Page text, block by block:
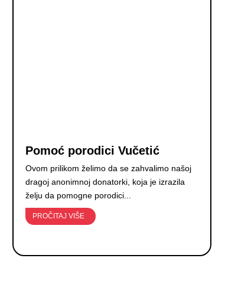
Pomoć porodici Vučetić
Ovom prilikom želimo da se zahvalimo našoj
dragoj anonimnoj donatorki, koja je izrazila
želju da pomogne porodici...
PROČITAJ VIŠE